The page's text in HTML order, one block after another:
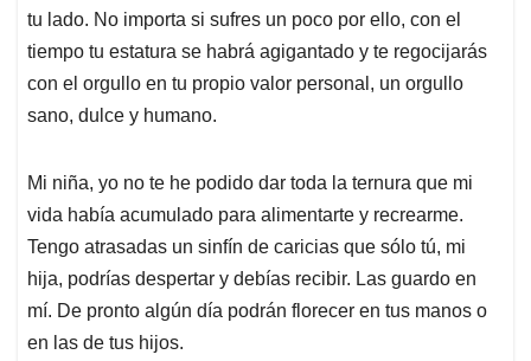
tu lado. No importa si sufres un poco por ello, con el
tiempo tu estatura se habrá agigantado y te regocijarás
con el orgullo en tu propio valor personal, un orgullo
sano, dulce y humano.
Mi niña, yo no te he podido dar toda la ternura que mi
vida había acumulado para alimentarte y recrearme.
Tengo atrasadas un sinfín de caricias que sólo tú, mi
hija, podrías despertar y debías recibir. Las guardo en
mí. De pronto algún día podrán florecer en tus manos o
en las de tus hijos.